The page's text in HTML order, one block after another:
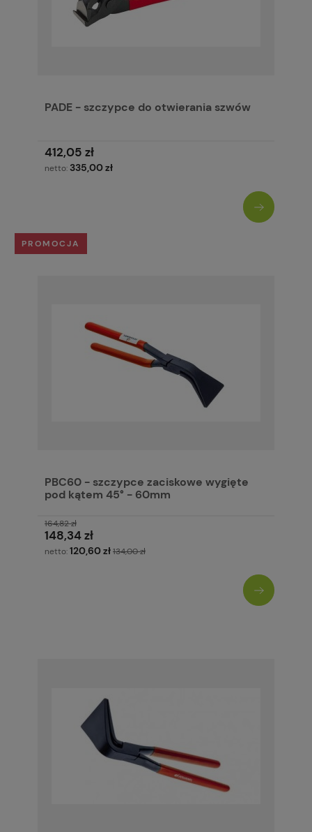
PADE - szczypce do otwierania szwów
412,05 zł
netto:335,00 zł
PBC60 - szczypce zaciskowe wygięte
pod kątem 45° - 60mm
148,34 zł
164,82 zł
netto:120,60 zł134,00 zł
PROMOCJA